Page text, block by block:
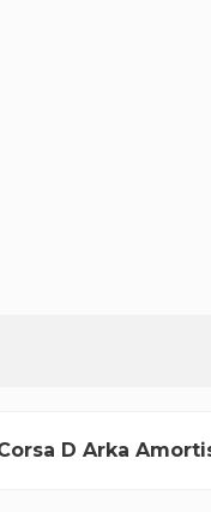
D Arka